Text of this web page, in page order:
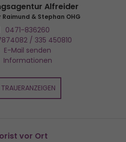
Alfreider
& Stephan OHG
0471-836260
/ 335 450810
E-Mail senden
Informationen
vor Ort